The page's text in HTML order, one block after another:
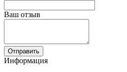
Ваш отзыв
Отправить
Информация